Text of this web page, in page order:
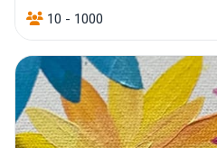
10 - 1000